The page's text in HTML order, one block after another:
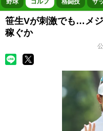
野球 ゴルフ 格闘技 サ
笹生Vが刺激でも…メ
稼ぐか